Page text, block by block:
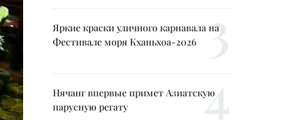
Яркие краски уличного карнавала на
Фестивале моря Кханьхоа-2026
Нячанг впервые примет Азиатскую
парусную регату